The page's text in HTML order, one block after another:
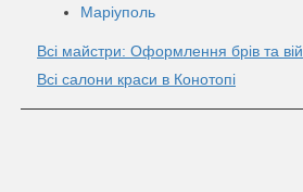
Маріуполь
Всі майстри: Оформлення брів та вій
Всі салони краси в Конотопі